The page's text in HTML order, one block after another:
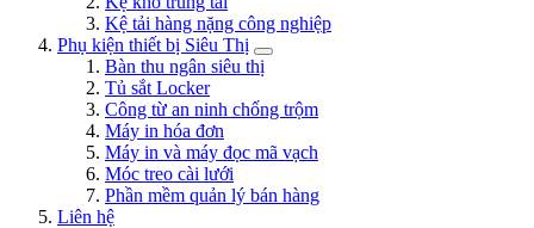
Kệ tải hàng nặng công nghiệp
Phụ kiện thiết bị Siêu Thị
Bàn thu ngân siêu thị
Tủ sắt Locker
Công từ an ninh chống trộm
Máy in hóa đơn
Máy in và máy đọc mã vạch
Móc treo cài lưới
Phần mềm quản lý bán hàng
Liên hệ